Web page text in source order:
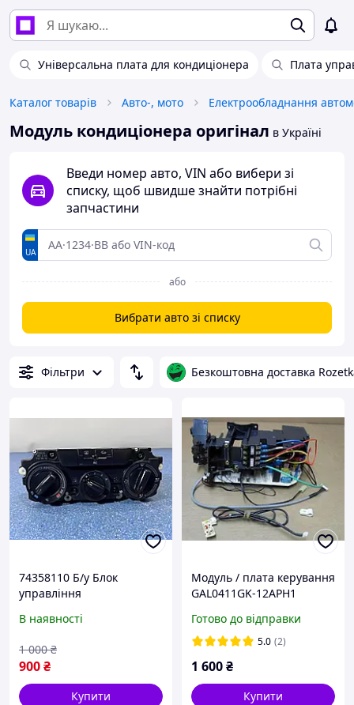
Універсальна плата для кондиціонера Плата
Каталог товарів Авто-, мото Електрообладнання
Модуль кондиціонера оригінал в Україні
Введи номер авто, VIN або вибери зі
списку, щоб швидше знайти потрібні
запчастини
UA
або
Вибрати авто зі списку
Фільтри Безкоштовна доставка
74358110 Б/у Блок
управління
керування) Skoda Octavia
В наявності
900₴
1 000 ₴
Купити
Модуль / плата керування
GAL0411GK-12APH1
зборі - 9192434554
Готово до відправки
5.0 (2)
1 600₴
Купити